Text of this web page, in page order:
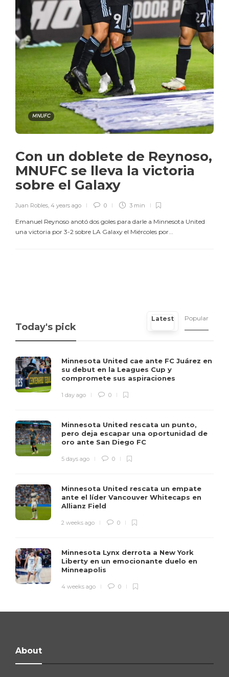
MNUFC
Con un doblete de Reynoso,
MNUFC se lleva la victoria
sobre el Galaxy
Juan Robles, 4 years ago 0 3 min
Emanuel Reynoso anotó dos goles para darle a Minnesota United
una victoria por 3-2 sobre LA Galaxy el Miércoles por...
Today's pick
Latest Popular
Minnesota United cae ante FC Juárez en
su debut en la Leagues Cup y
compromete sus aspiraciones
1 day ago 0
Minnesota United rescata un punto,
pero deja escapar una oportunidad de
oro ante San Diego FC
5 days ago 0
Minnesota United rescata un empate
ante el líder Vancouver Whitecaps en
Allianz Field
2 weeks ago 0
Minnesota Lynx derrota a New York
Liberty en un emocionante duelo en
Minneapolis
4 weeks ago 0
About